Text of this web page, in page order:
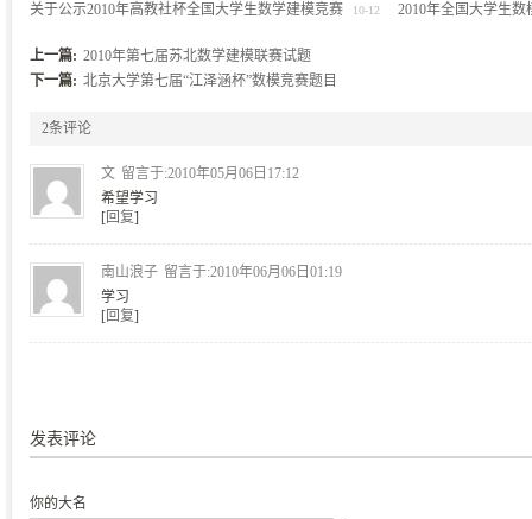
奖名单（初稿）的说明
奖名单（初稿）的说
10-12
关于公示2010年高教社杯全国大学生数学建模竞赛
2010年全国大学生
上一篇: 2010年第七届苏北数学建模联赛试题
下一篇: 北京大学第七届“江泽涵杯”数模竞赛题目
2条评论
文 留言于:2010年05月06日17:12
希望学习
[回复]
南山浪子 留言于:2010年06月06日01:19
学习
[回复]
发表评论
你的大名